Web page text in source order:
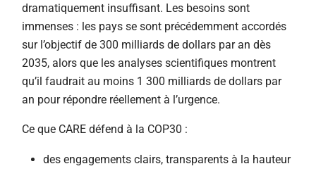
dramatiquement insuffisant. Les besoins sont
immenses : les pays se sont précédemment accordés
sur l’objectif de 300 milliards de dollars par an dès
2035, alors que les analyses scientifiques montrent
qu’il faudrait au moins 1 300 milliards de dollars par
an pour répondre réellement à l’urgence.
Ce que CARE défend à la COP30 :
des engagements clairs, transparents à la hauteur